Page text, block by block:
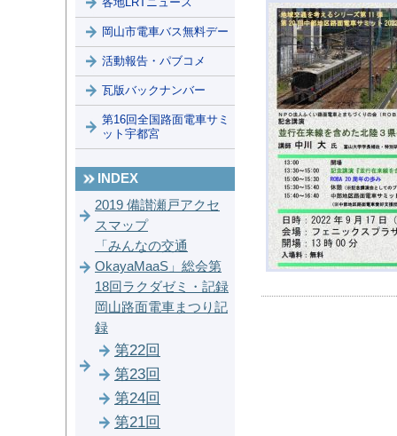
岡山市電車バス無料デー
活動報告・パブコメ
瓦版バックナンバー
第16回全国路面電車サミ
ット宇都宮
INDEX
2019 備讃瀬戸アクセ
スマップ
「みんなの交通
OkayaMaaS」総会第
18回ラクダゼミ・記録
岡山路面電車まつり記
録
第22回
第23回
第24回
第21回